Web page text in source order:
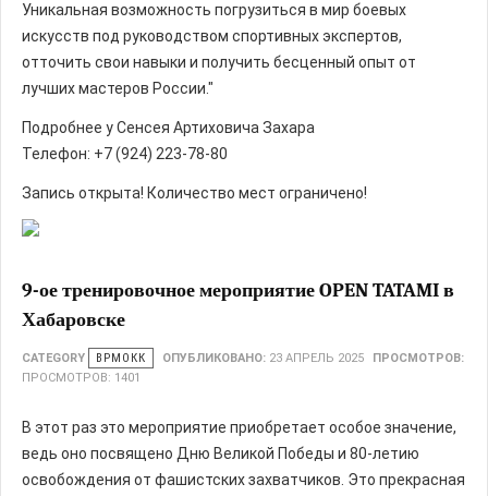
Уникальная возможность погрузиться в мир боевых
искусств под руководством спортивных экспертов,
отточить свои навыки и получить бесценный опыт от
лучших мастеров России."
Подробнее у Сенсея Артиховича Захара
Телефон: +7 (924) 223-78-80
Запись открыта! Количество мест ограничено!
9-ое тренировочное мероприятие OPEN TATAMI в
Хабаровске
CATEGORY ВРМОКК ОПУБЛИКОВАНО: 23 АПРЕЛЬ 2025
ПРОСМОТРОВ:
ПРОСМОТРОВ: 1401
В этот раз это мероприятие приобретает особое значение,
ведь оно посвящено Дню Великой Победы и 80-летию
освобождения от фашистских захватчиков. Это прекрасная